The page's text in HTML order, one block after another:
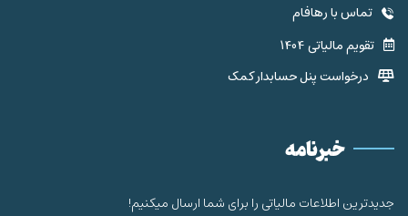
تماس با رهافام
تقویم مالیاتی 1404
درخواست پنل حسابدار کمک
خبرنامه
جدیدترین اطلاعات مالیاتی را برای شما ارسال میکنیم!